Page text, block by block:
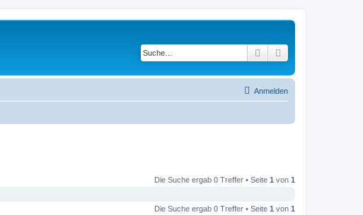
Suche
Anmelden
Die Suche ergab 0 Treffer • Seite 1 von 1
Die Suche ergab 0 Treffer • Seite 1 von 1